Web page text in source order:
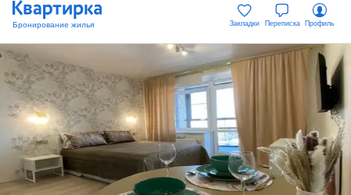
Закладки Переписка Профиль